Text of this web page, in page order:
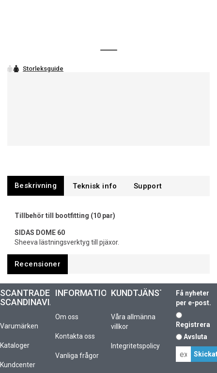
Beskrivning Support
Tillbehör till bootfitting (10 par)
SIDAS DOME 60
Sheeva lästningsverktyg till pjäxor.
Recensioner
SCANTRADE
SCANDINAVIA
Varumärken
Kataloger
Kundcenter
INFORMATION
Om oss
Kontakta oss
Vanliga frågor
KUNDTJÄNST
Våra allmänna
villkor
Integritetspolicy
Få nyheter
per e-post.
Registrera
Avsluta